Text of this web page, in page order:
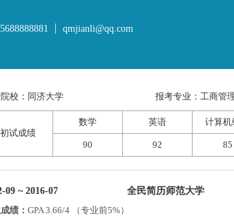
qmjianli@qq.com
校：同济大学 报考专业：工商管
初试成绩
数学 英语 计算机
90 92 85
09 ~ 2016-07 全民简历师范大学
绩： GPA 3.66/4 （专业前5%）